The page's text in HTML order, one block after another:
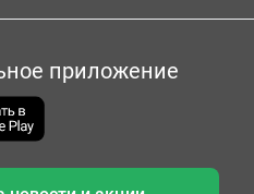
приложение